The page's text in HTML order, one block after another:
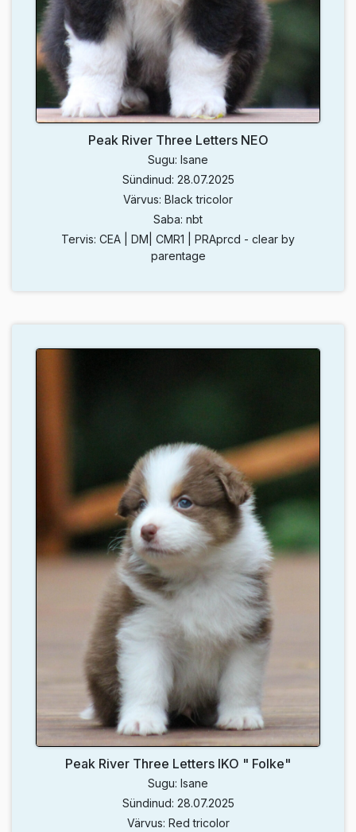
Peak River Three Letters NEO
Sugu: Isane
Sündinud: 28.07.2025
Värvus: Black tricolor
Saba: nbt
Tervis: CEA | DM| CMR1 | PRAprcd - clear by
parentage
Peak River Three Letters IKO " Folke"
Sugu: Isane
Sündinud: 28.07.2025
Värvus: Red tricolor